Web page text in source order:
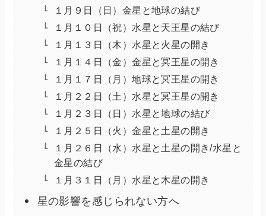
１月９日（日）金星と地球の結び
１月１０日（祝）水星と天王星の結び
１月１３日（木）水星と火星の開き
１月１４日（金）金星と冥王星の開き
１月１７日（月）地球と冥王星の開き
１月２２日（土）水星と冥王星の開き
１月２３日（日）水星と地球の結び
１月２５日（火）金星と土星の開き
１月２６日（水）水星と土星の開き/水星と
金星の結び
１月３１日（月）水星と木星の開き
星の影響を感じられない方へ